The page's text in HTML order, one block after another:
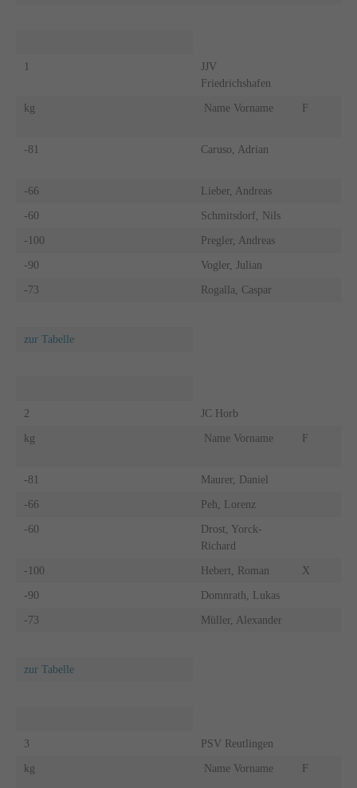
1
JJV
Friedrichshafen
kg Name Vorname F
-81 Caruso, Adrian
-66 Lieber, Andreas
-60 Schmitsdorf, Nils
-100 Pregler, Andreas
-90 Vogler, Julian
-73 Rogalla, Caspar
zur Tabelle
2 JC Horb
kg Name Vorname F
-81 Maurer, Daniel
-66 Peh, Lorenz
-60
Drost, Yorck-
Richard
-100 Hebert, Roman X
-90 Domnrath, Lukas
-73 Müller, Alexander
zur Tabelle
3 PSV Reutlingen
kg Name Vorname F